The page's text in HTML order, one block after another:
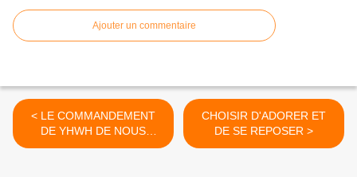
Ajouter un commentaire
< LE COMMANDEMENT
DE YHWH DE NOUS
REPOSER
CHOISIR D'ADORER ET
DE SE REPOSER >